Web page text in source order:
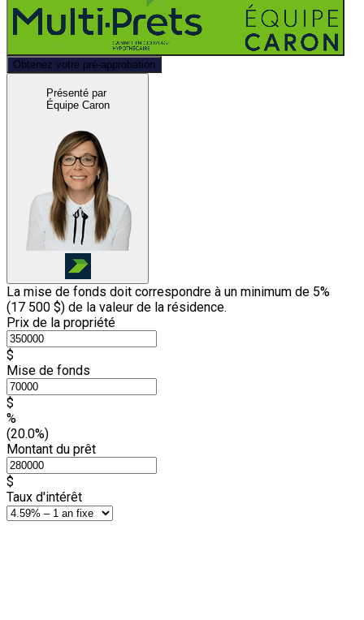
Obtenez votre pré-approbation
Présenté par
Équipe Caron
La mise de fonds doit correspondre à un minimum de 5%
(17 500 $) de la valeur de la résidence.
Prix de la propriété
$
Mise de fonds
$
%
(20.0%)
Montant du prêt
$
Taux d'intérêt